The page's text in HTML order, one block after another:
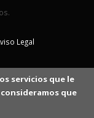
Legal
servicios que le
que